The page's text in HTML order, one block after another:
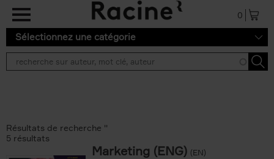
Aller au contenu principal
0
Sélectionnez une catégorie
Résultats de recherche ''
5 résultats
Marketing (ENG) (EN)